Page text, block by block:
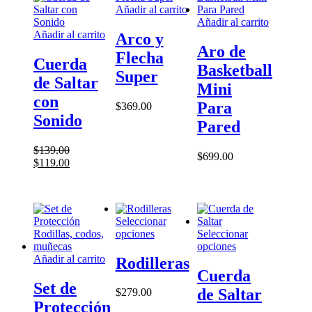
Añadir al carrito
Cuerda
de Saltar
con
Sonido
$139.00
El
$139.00.
$119.00El
$119.00.
Añadir al carrito
Arco y
Flecha
Super
$369.00
Añadir al carrito
Aro de
Basketball
Mini
Para
Pared
$699.00
Añadir al carrito
Set de
Protección
Seleccionar
opcionesEste
tiene
múltiples
Rodilleras
$279.00
Seleccionar
opcionesEste
tiene
múltiples
variantes.
Cuerda
de Saltar